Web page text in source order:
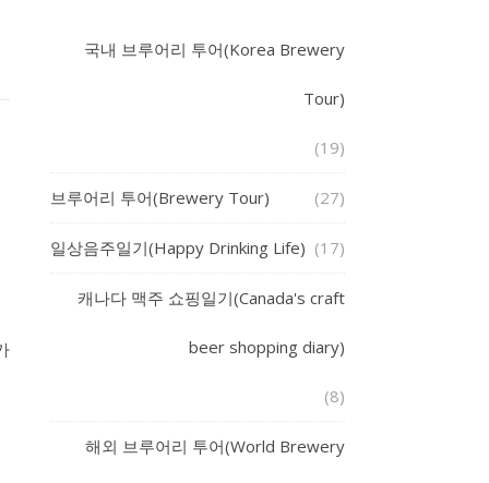
국내 브루어리 투어(Korea Brewery
Tour)
(19)
브루어리 투어(Brewery Tour) (27)
일상음주일기(Happy Drinking Life) (17)
캐나다 맥주 쇼핑일기(Canada's craft
beer shopping diary)
(8)
해외 브루어리 투어(World Brewery